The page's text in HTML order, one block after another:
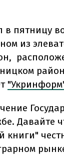
в пятницу
из
Давайте
книги"